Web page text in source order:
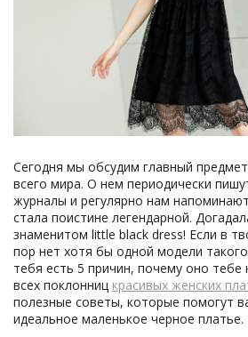
Сегодня мы обсудим главный
всего мира. О нем периодически
журналы и регулярно нам
стала поистине легендарной.
знаменитом little black dress! Если в
пор нет хотя бы одной модели
тебя есть 5 причин, почему оно
всех поклонниц красивых женских
полезные советы, которые помогут
идеальное маленькое черное платье.